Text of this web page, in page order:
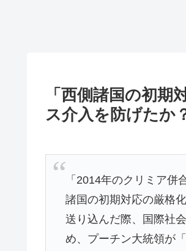
「西側諸国の初
ス介入を防げたか
「2014年のクリミア
諸国の初期対応の厳格
送り込んだ際、国際社
め、プーチン大統領が